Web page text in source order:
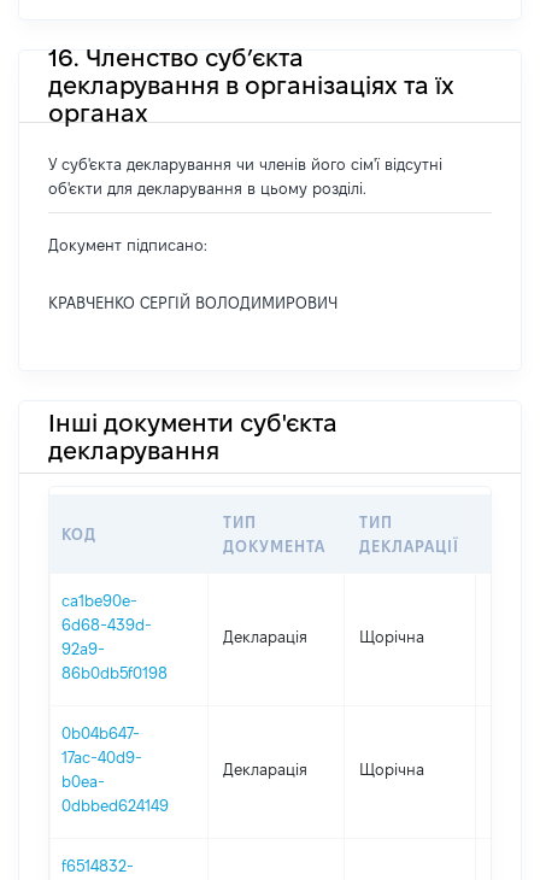
16. Членство суб’єкта
декларування в організаціях та їх
органах
У суб'єкта декларування чи членів його сім'ї відсутні
об'єкти для декларування в цьому розділі.
Документ підписано:
КРАВЧЕНКО СЕРГІЙ ВОЛОДИМИРОВИЧ
Інші документи суб'єкта
декларування
КОД
ТИП
ДОКУМЕНТА
ТИП
ДЕКЛАРАЦІЇ
ca1be90e-
6d68-439d-
92a9-
86b0db5f0198
Декларація Щорічна
0b04b647-
17ac-40d9-
b0ea-
0dbbed624149
Декларація Щорічна
f6514832-